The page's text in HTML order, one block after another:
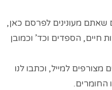
שאתם מעונינים לפרסם כאן,
חיים, הספדים וכד’ וכמובן
למייל, וכתבו לנו
החומרים.